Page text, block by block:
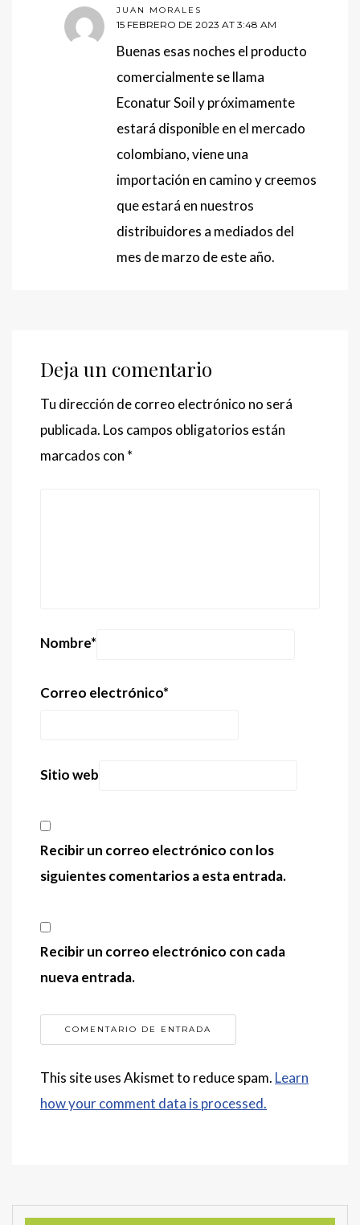
JUAN MORALES
15 FEBRERO DE 2023 AT 3:48 AM
Buenas esas noches el producto
comercialmente se llama
Econatur Soil y próximamente
estará disponible en el mercado
colombiano, viene una
importación en camino y creemos
que estará en nuestros
distribuidores a mediados del
mes de marzo de este año.
Deja un comentario
Tu dirección de correo electrónico no será
publicada. Los campos obligatorios están
marcados con *
Nombre*
Correo electrónico*
Sitio web
Recibir un correo electrónico con los
siguientes comentarios a esta entrada.
Recibir un correo electrónico con cada
nueva entrada.
This site uses Akismet to reduce spam. Learn
how your comment data is processed.